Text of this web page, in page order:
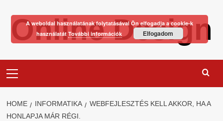
contentOnline Design
Menu
HOME INFORMATIKA
WEBFEJLESZTÉS KELL AKKOR, HA A
HONLAPJA MÁR RÉGI.
A weboldal használatának folytatásával Ön elfogadja a cookie-k
használatát További információk Elfogadom